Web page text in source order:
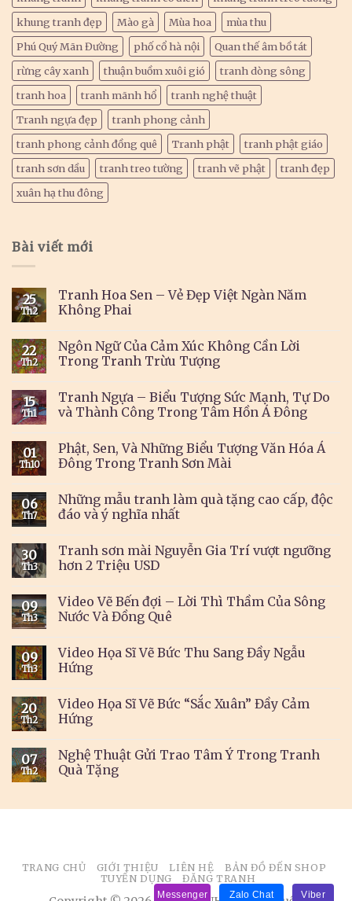
khung tranh đẹp
Mào gà Mùa hoa
mùa thu
Phú Quý Mãn Đường
phố cổ hà nội
Quan thế âm bồ tát
rừng cây xanh
thuận buồm xuôi gió
tranh dòng sông
tranh hoa
tranh mãnh hổ
tranh nghệ thuật
Tranh ngựa đẹp
tranh phong cảnh
tranh phong cảnh đồng quê
Tranh phật
tranh phật giáo
tranh sơn dầu
tranh treo tường tranh vẽ phật
tranh đẹp
xuân hạ thu đông
Bài viết mới
25
Th2
Tranh Hoa Sen – Vẻ Đẹp Việt Ngàn Năm
Không Phai
22
Th2
Ngôn Ngữ Của Cảm Xúc Không Cần Lời
Trong Tranh Trừu Tượng
15
Th1
Tranh Ngựa – Biểu Tượng Sức Mạnh, Tự Do
và Thành Công Trong Tâm Hồn Á Đông
01
Th10
Phật, Sen, Và Những Biểu Tượng Văn Hóa Á
Đông Trong Tranh Sơn Mài
06
Th7
Những mẫu tranh làm quà tặng cao cấp, độc
đáo và ý nghĩa nhất
30
Th3
Tranh sơn mài Nguyễn Gia Trí vượt ngưỡng
hơn 2 Triệu USD
09
Th3
Video Vẽ Bến đợi – Lời Thì Thầm Của Sông
Nước Và Đồng Quê
09
Th3
Video Họa Sĩ Vẽ Bức Thu Sang Đầy Ngẫu
Hứng
20
Th2
Video Họa Sĩ Vẽ Bức “Sắc Xuân” Đầy Cảm
Hứng
07
Th2
Nghệ Thuật Gửi Trao Tâm Ý Trong Tranh
Quà Tặng
TRANG CHỦ GIỚI THIỆU LIÊN HỆ
BẢN ĐỒ ĐẾN SHOP
TUYỂN DỤNG
ĐĂNG TRANH
Viber
Zalo Chat
Messenger